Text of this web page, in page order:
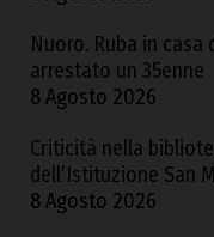
Nuoro. Ruba in
arrestato un 35enne
8 Agosto 2026
Criticità nella
dell’Istituzione San
8 Agosto 2026